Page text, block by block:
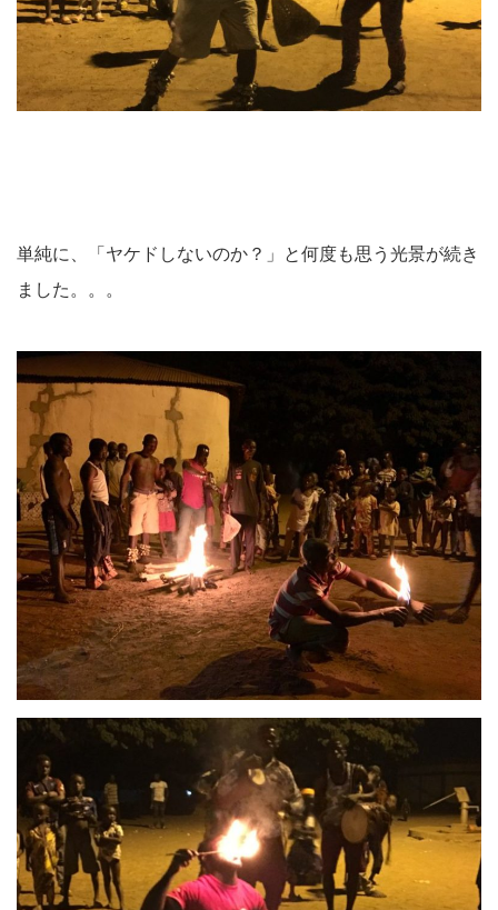
単純に、「ヤケドしないのか？」と何度も思う光景が続き
ました。。。